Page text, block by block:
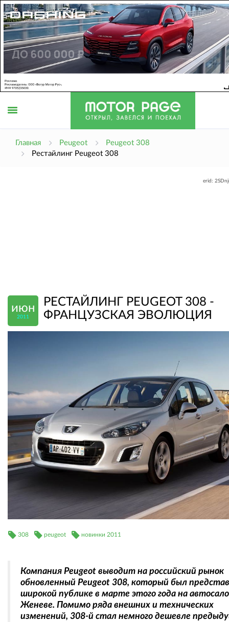
Главная Peugeot
Peugeot 308
Рестайлинг Peugeot 308
erid:
июн
2011
РЕСТАЙЛИНГ PEUGEOT 308 -
ФРАНЦУЗСКАЯ ЭВОЛЮЦИЯ
308 peugeot новинки 2011
Компания Peugeot выводит на российский рынок
обновленный Peugeot 308, который был
широкой публике в марте этого года на
Женеве. Помимо ряда внешних и технических
изменений, 308-й стал немного дешевле